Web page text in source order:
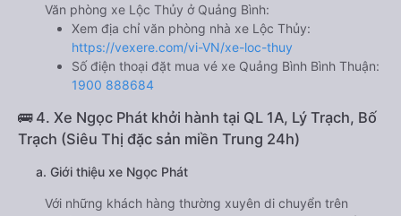
Văn phòng xe Lộc Thủy ở Quảng Bình:
Xem địa chỉ văn phòng nhà xe Lộc Thủy:
https://vexere.com/vi-VN/xe-loc-thuy
Số điện thoại đặt mua vé xe Quảng Bình Bình Thuận:
1900 888684
🚌 4. Xe Ngọc Phát khởi hành tại QL 1A, Lý Trạch, Bố
Trạch (Siêu Thị đặc sản miền Trung 24h)
a. Giới thiệu xe Ngọc Phát
Với những khách hàng thường xuyên di chuyển trên